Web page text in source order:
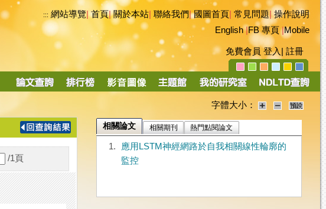
::: 網站導覽|首頁|關於本站 聯絡我們|國圖首頁 常見問題|操作說明
English|FB 專頁|Mobile
免費會員 登入 註冊
導
字體大小：
/1 頁
相關論文 相關期刊 熱門點閱論文
1.
應用LSTM神經網路於自我相關線性輪廓的
監控